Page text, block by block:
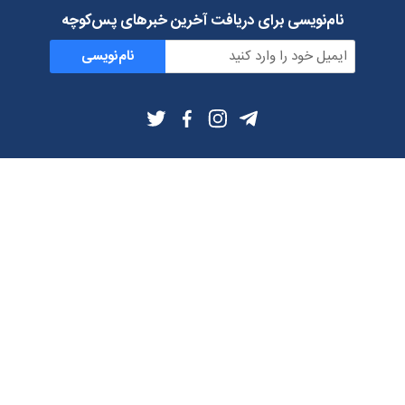
نام‌نویسی برای دریافت آخرین خبرهای پس‌کوچه
نام‌نویسی